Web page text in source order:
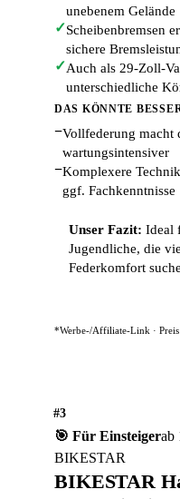
unebenem Gelände
✓Scheibenbremsen
sichere
✓Auch als 29-Zoll-
unterschiedliche
DAS KÖNNTE
−Vollfederung macht
wartungsintensiver
−Komplexere
ggf. Fachkenntnisse
Unser Fazit: Ideal
Jugendliche, die
Federkomfort
*Werbe-/Affiliate-Link · Preis
#3
🎯 Für Einsteigerab
BIKESTAR
BIKESTAR